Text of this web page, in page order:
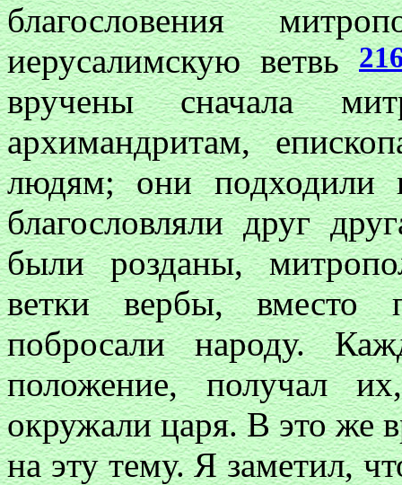
благословения
иерусалимскую ветвь
вручены сначала
архимандритам,
людям; они подходили
благословляли друг
были розданы,
ветки вербы, вместо
побросали народу.
положение, получал
окружали царя. В это же
на эту тему. Я заметил,